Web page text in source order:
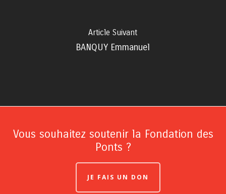
Article Suivant
BANQUY Emmanuel
Vous souhaitez soutenir la Fondation des
Ponts ?
JE FAIS UN DON